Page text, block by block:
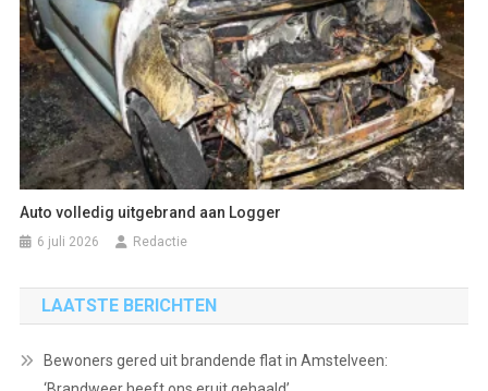
Auto volledig uitgebrand aan Logger
6 juli 2026 Redactie
LAATSTE BERICHTEN
Bewoners gered uit brandende flat in Amstelveen: